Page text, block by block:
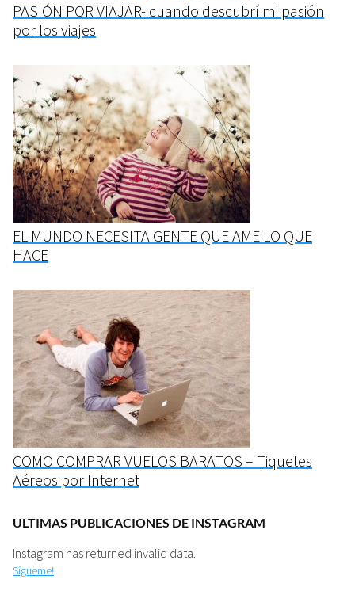
PASIÓN POR VIAJAR- cuando descubrí mi pasión
por los viajes
EL MUNDO NECESITA GENTE QUE AME LO QUE
HACE
COMO COMPRAR VUELOS BARATOS – Tiquetes
Aéreos por Internet
ULTIMAS PUBLICACIONES DE INSTAGRAM
Instagram has returned invalid data.
Sígueme!